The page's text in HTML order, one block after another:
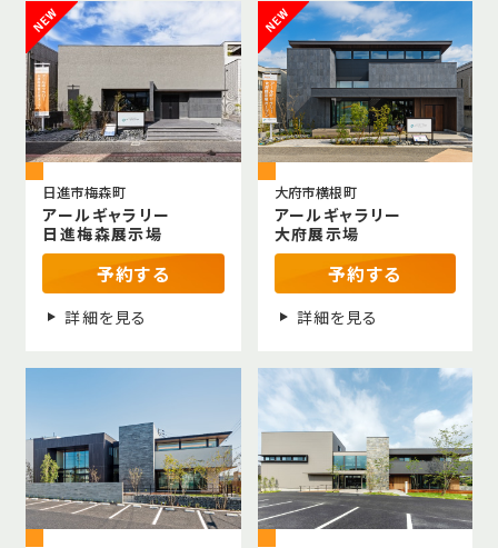
日進市梅森町
アールギャラリー
日進梅森展示場
予約する
詳細を見る
大府市横根町
アールギャラリー
大府展示場
予約する
詳細を見る